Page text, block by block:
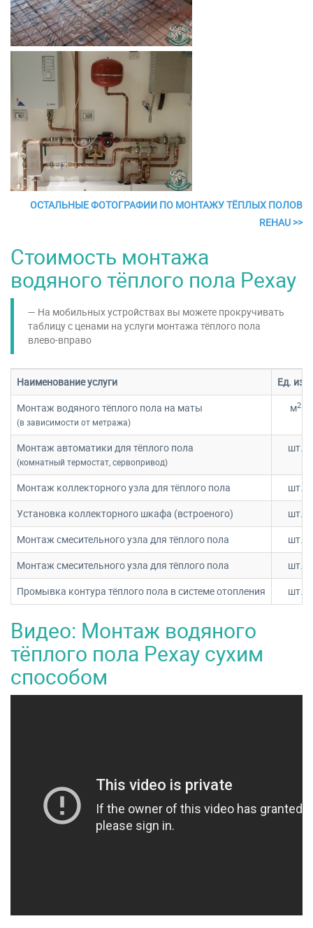
ОСТАЛЬНЫЕ ФОТОГРАФИИ ПО МОНТАЖУ ТЁПЛЫХ ПОЛОВ
REHAU >>
Стоимость монтажа
водяного тёплого пола Рехау
На мобильных устройствах вы можете прокручивать
таблицу c ценами на услуги монтажа тёплого пола
влево-вправо
Наименование услуги
Ед. изм.
Монтаж водяного тёплого пола на маты
(в зависимости от метража)
м2
Монтаж автоматики для тёплого пола
(комнатный термостат, сервопривод)
шт.
Монтаж коллекторного узла для тёплого пола
шт.
Установка коллекторного шкафа (встроеного)
шт.
Монтаж смесительного узла для тёплого пола
шт.
Монтаж смесительного узла для тёплого пола
шт.
Промывка контура тёплого пола в системе отопления
шт.
Видео: Монтаж водяного
тёплого пола Рехау сухим
способом